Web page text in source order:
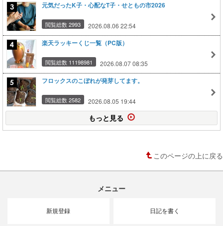
元気だったK子・心配なT子・せともの市2026
閲覧総数 2993 2026.08.06 22:54
楽天ラッキーくじ一覧（PC版）
閲覧総数 11198981 2026.08.07 08:35
フロックスのこぼれが発芽してます。
閲覧総数 2582 2026.08.05 19:44
もっと見る
このページの上に戻る
メニュー
新規登録 日記を書く